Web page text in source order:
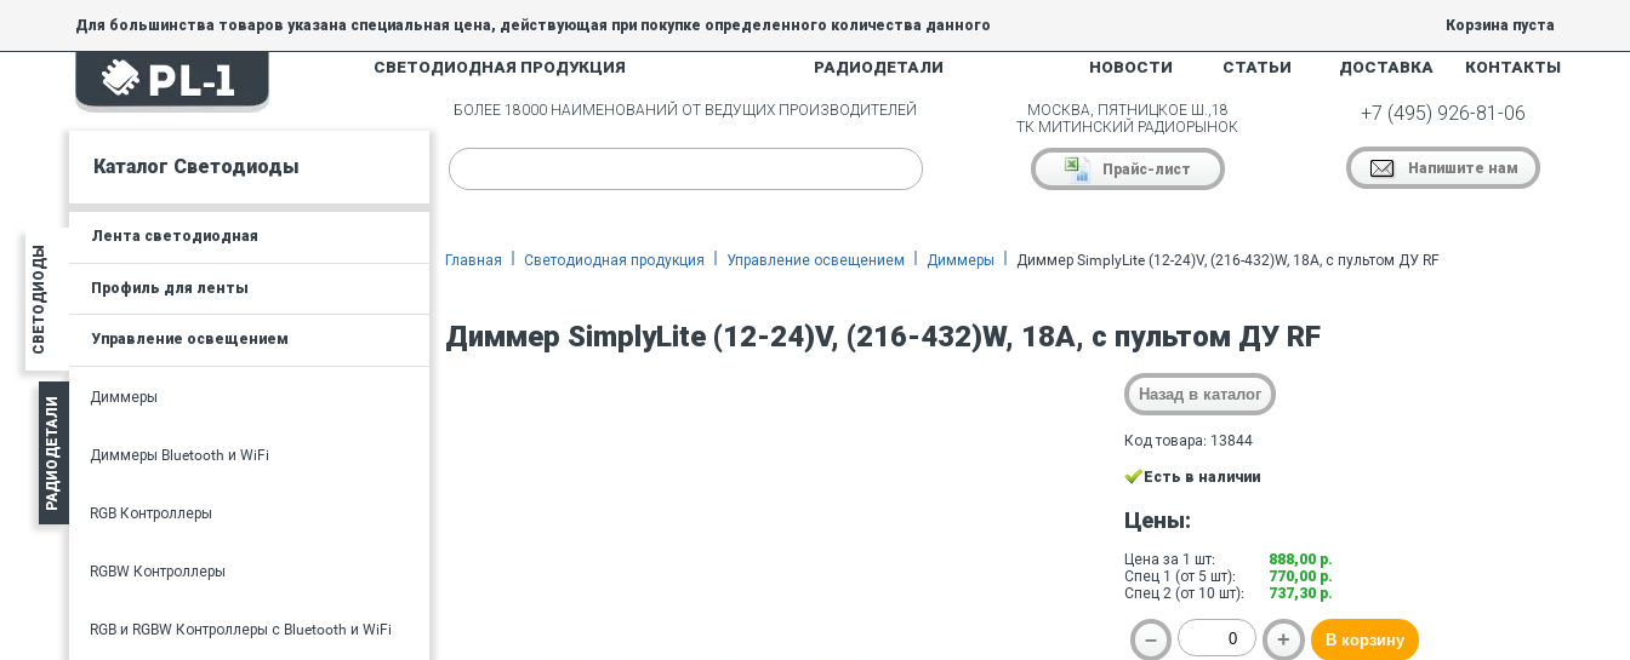
Для большинства товаров указана специальная цена, действующая при покупке определенного количества данного
товара.
На товары, купленные по специальной цене, общие скидки 5% и 10% не действуют.
Корзина пуста
СВЕТОДИОДНАЯ ПРОДУКЦИЯ РАДИОДЕТАЛИ НОВОСТИ СТАТЬИ ДОСТАВКА КОНТАКТЫ
СВЕТОДИОДЫ
РАДИОДЕТАЛИ
Каталог Светодиоды
Лента светодиодная
Профиль для ленты
Управление освещением
Диммеры
Диммеры Bluetooth и WiFi
RGB Контроллеры
RGBW Контроллеры
RGB и RGBW Контроллеры с Bluetooth и WiFi
БОЛЕЕ 18000 НАИМЕНОВАНИЙ ОТ ВЕДУЩИХ ПРОИЗВОДИТЕЛЕЙ
МОСКВА, ПЯТНИЦКОЕ Ш.,18
ТК МИТИНСКИЙ РАДИОРЫНОК
Прайс-лист
+7 (495) 926-81-06
Напишите нам
Главная Светодиодная продукция Управление освещением Диммеры Диммер SimplyLite (12-24)V, (216-432)W, 18A, с пультом ДУ RF
Диммер SimplyLite (12-24)V, (216-432)W, 18A, с пультом ДУ RF
Код товара: 13844
Есть в наличии
Цены:
Цена за 1 шт:
888,00 р.
Спец 1 (от 5 шт):
770,00 р.
Спец 2 (от 10 шт):
737,30 р.